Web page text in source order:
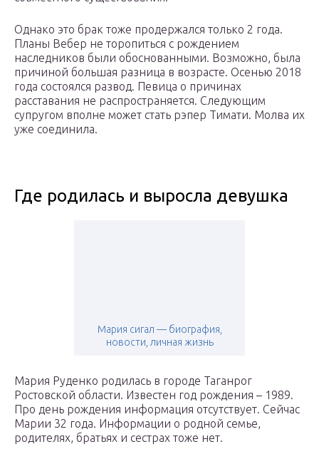
Однако это брак тоже продержался только 2 года.
Планы Вебер не торопиться с рождением
наследников были обоснованными. Возможно, была
причиной большая разница в возрасте. Осенью 2018
года состоялся развод. Певица о причинах
расставания не распространяется. Следующим
супругом вполне может стать рэпер Тимати. Молва их
уже соединила.
Где родилась и выросла девушка
Мария сигал — биография,
новости, личная жизнь
Мария Руденко родилась в городе Таганрог
Ростовской области. Известен год рождения – 1989.
Про день рождения информация отсутствует. Сейчас
Марии 32 года. Информации о родной семье,
родителях, братьях и сестрах тоже нет.